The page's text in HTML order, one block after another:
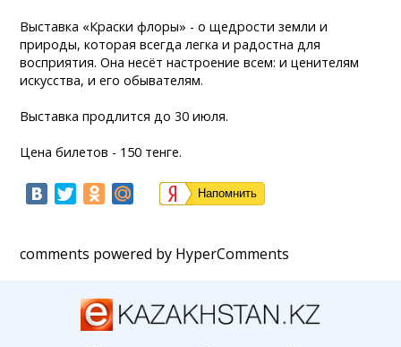
Выставка «Краски флоры» - о щедрости земли и
природы, которая всегда легка и радостна для
восприятия. Она несёт настроение всем: и ценителям
искусства, и его обывателям.
Выставка продлится до 30 июля.
Цена билетов - 150 тенге.
Напомнить
comments powered by HyperComments